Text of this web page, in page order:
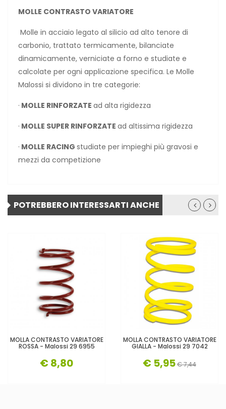
MOLLE CONTRASTO VARIATORE
Molle in acciaio legato al silicio ad alto tenore di
carbonio, trattato termicamente, bilanciate
dinamicamente, verniciate a forno e studiate e
calcolate per ogni applicazione specifica. Le Molle
Malossi si dividono in tre categorie:
· MOLLE RINFORZATE ad alta rigidezza
· MOLLE SUPER RINFORZATE ad altissima rigidezza
· MOLLE RACING studiate per impieghi più gravosi e
mezzi da competizione
POTREBBERO INTERESSARTI ANCHE
MOLLA CONTRASTO VARIATORE
ROSSA - Malossi 29 6955
€ 8,80
MOLLA CONTRASTO VARIATORE
GIALLA - Malossi 29 7042
€ 5,95€ 7,44